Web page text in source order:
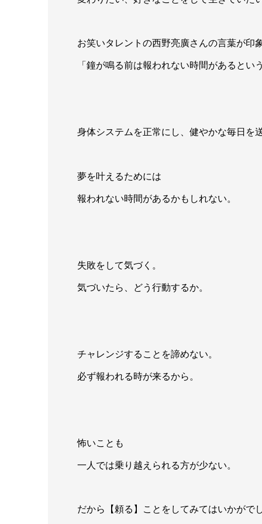
お笑いタレントの西野亮廣さんの言葉が印
「鐘が鳴る前は報われない時間があるとい
身体システムを正常にし、健やかな毎日を
夢を叶えるためには
報われない時間があるかもしれない。
失敗をして気づく。
気づいたら、どう行動するか。
チャレンジすることを諦めない。
必ず報われる時が来るから。
怖いことも
一人では乗り越えられる方が少ない。
だから【頼る】ことをしてみてはいかがで